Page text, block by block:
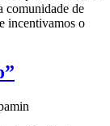
comunidade de
incentivamos o